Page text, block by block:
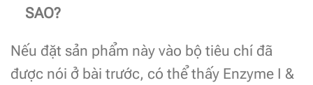
SAO?
Nếu đặt sản phẩm này vào bộ tiêu chí đã
được nói ở bài trước, có thể thấy Enzyme I &